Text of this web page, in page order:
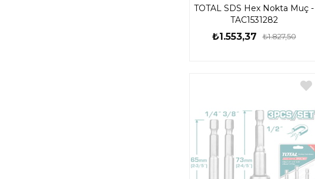
TOTAL SDS Hex Nokta Muç -
TAC1531282
₺1.553,37 ₺1.827,50